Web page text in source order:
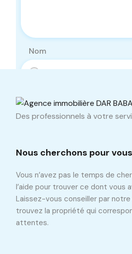
Nom
Des professionnels à votre
Nous cherchons pour vous
Vous n’avez pas le temps de
l’aide pour trouver ce dont vous
Laissez-vous conseiller par
trouvez la propriété qui
attentes.